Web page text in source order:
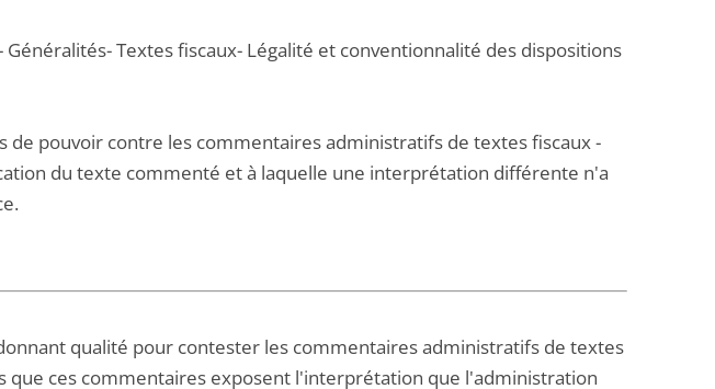
Textes fiscaux- Légalité et conventionnalité des dispositions
de pouvoir contre les commentaires administratifs de textes fiscaux -
du texte commenté et à laquelle une interprétation différente n'a
qualité pour contester les commentaires administratifs de textes
que ces commentaires exposent l'interprétation que l'administration